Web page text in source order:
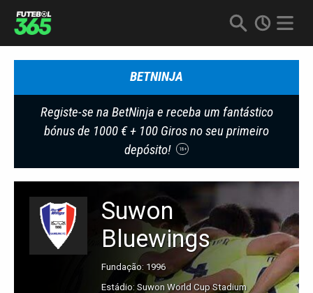
BETNINJA
Registe-se na BetNinja e receba um fantástico
bónus de 1000 € + 100 Giros no seu primeiro
depósito!
18+
Suwon
Bluewings
Fundação: 1996
Estádio: Suwon World Cup Stadium